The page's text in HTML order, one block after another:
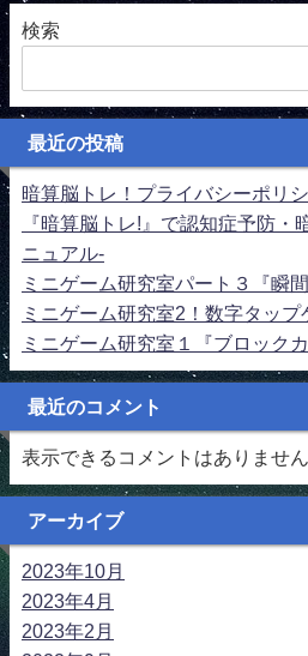
検索
最近の投稿
暗算脳トレ！プライバシーポリ
『暗算脳トレ!』で認知症予防・
ニュアル-
ミニゲーム研究室パート３『瞬
ミニゲーム研究室2！数字タップ
ミニゲーム研究室１『ブロック
最近のコメント
表示できるコメントはありません
アーカイブ
2023年10月
2023年4月
2023年2月